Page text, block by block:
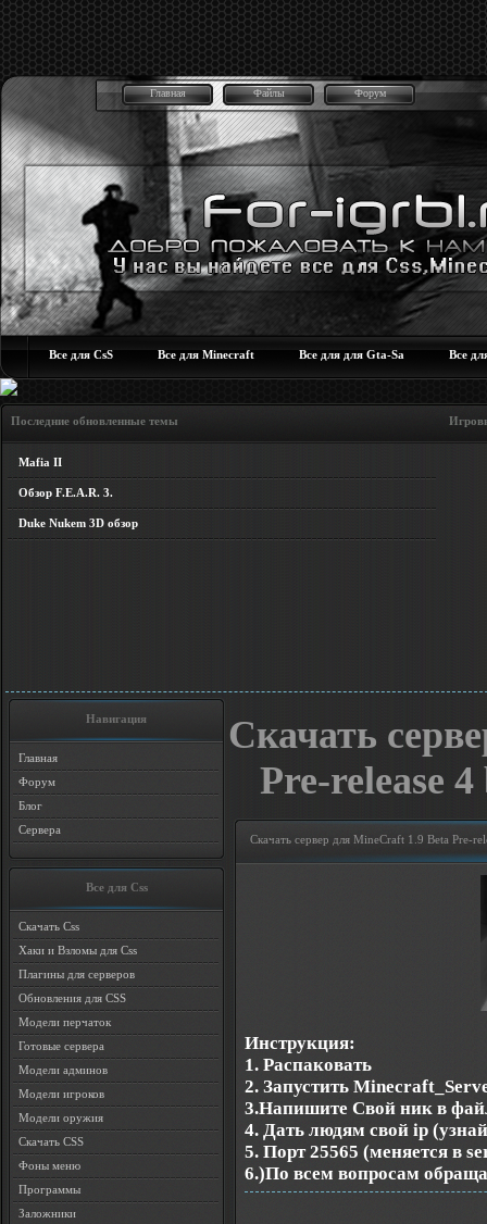
Главная Файлы Форум
Все для CsS Все для Minecraft Все для для Gta-Sa Все
Последние обновленные темы Игровые
Mafia II
Обзор F.E.A.R. 3.
Duke Nukem 3D обзор
Навигация
Главная
Форум
Блог
Сервера
Все для Css
Скачать Css
Хаки и Взломы для Css
Плагины для серверов
Обновления для CSS
Модели перчаток
Готовые сервера
Модели админов
Модели игроков
Модели оружия
Скачать CSS
Фоны меню
Программы
Заложники
Скачать
Pre-release
Скачать сервер для MineCraft 1.9 Beta Pre-
Инструкция:
1. Распаковать
2. Запустить
3.Напишите Свой ник в
4. Дать людям свой ip
5. Порт 25565 (меняется в
6.)По всем вопросам